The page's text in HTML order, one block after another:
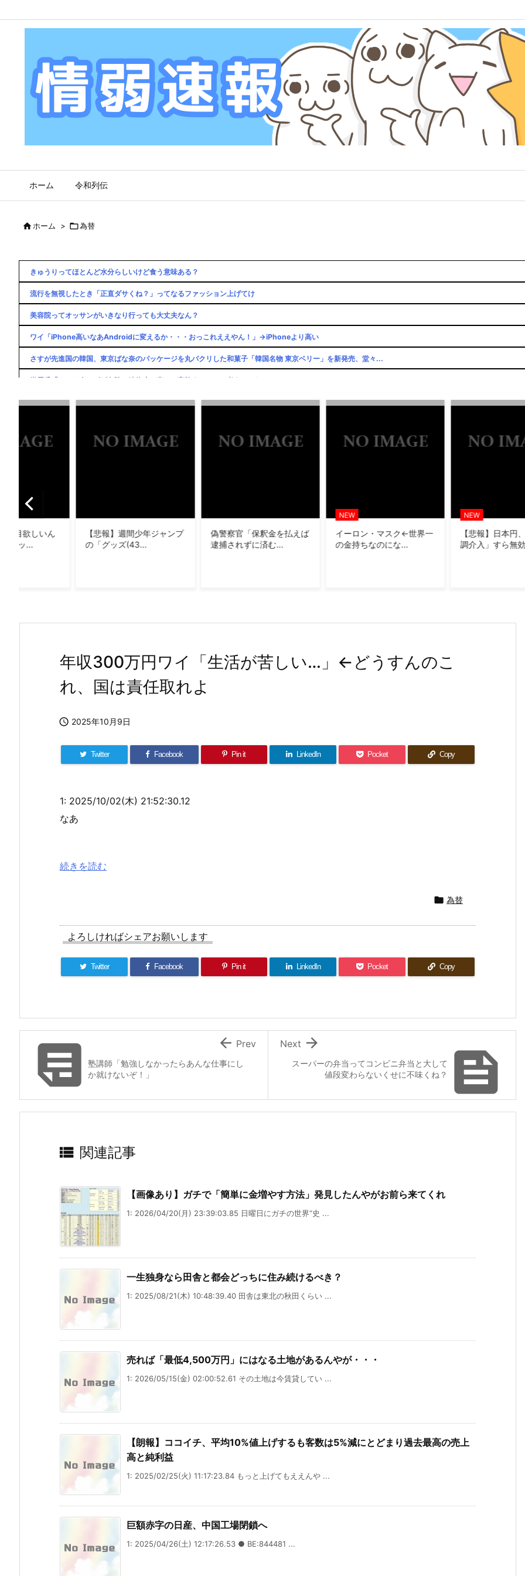
ホーム 令和列伝
ホーム > 為替
きゅうりってほとんど水分らしいけど食う意味ある？
流行を無視したとき「正直ダサくね？」ってなるファッション上げてけ
美容院ってオッサンがいきなり行っても大丈夫なん？
ワイ「iPhone高いなあAndroidに変えるか・・・おっこれええやん！」→iPhoneより高い
さすが先進国の韓国、東京ばな奈のパッケージを丸パクリした和菓子「韓国名物 東京ベリー」を新発売、堂々...
岩屋氏「クルド人のビザ免除一時停止は直ちに実施することは考えていない」
ハードオフに売っていた4万4000円のフィギュアがヤバすぎるｗｗｗｗｗｗ「こんな高いの？ｗｗ」「逆に...
ゴルフアニメ「BIRDIE WING」2期、来年1月放送決定！ 新PV＆ビジュアル公開
ドラゴンボール最新強さランキング、ベジータがTOP10にすら入れなくて終わる
おジャ魔女どれみ：YouTubeで全51話配信 関弘美P「ファンの方々のおかげです」
サー・クロコダイルとかいう海賊
【初日：1銘柄】5/31(火) 増担解除予報
イーロン・マスク←世界一
の金持ちなのにな...
【悲報】日本円、「日米協
調介入」すら無効...
NEW
フリマ民「あ
げ出来ません
NEW
間少年ジャンプ
ズ(43...
偽警察官「保釈金を払えば
逮捕されずに済む...
年収300万円ワイ「生活が苦しい…」←どうすんのこ
れ、国は責任取れよ
 2025年10月9日
Twitter Facebook Pin it LinkedIn Pocket Copy
1: 2025/10/02(木) 21:52:30.12
なあ
続きを読む
 為替
よろしければシェアお願いします
Twitter Facebook Pin it LinkedIn Pocket Copy

スーパーの弁当ってコンビニ弁当と大して
値段変わらないくせに不味くね？

Next
塾講師「勉強しなかったらあんな仕事にし
か就けないぞ！」
 Prev
 関連記事
【画像あり】ガチで「簡単に金増やす方法」発見したんやがお前ら来てくれ
1: 2026/04/20(月) 23:39:03.85 日曜日にガチの世界“史 ...
一生独身なら田舎と都会どっちに住み続けるべき？
1: 2025/08/21(木) 10:48:39.40 田舎は東北の秋田くらい ...
売れば「最低4,500万円」にはなる土地があるんやが・・・
1: 2026/05/15(金) 02:00:52.61 その土地は今賃貸してい ...
【朗報】ココイチ、平均10%値上げするも客数は5%減にとどまり過去最高の売上
高と純利益
1: 2025/02/25(火) 11:17:23.84 もっと上げてもええんや ...
巨額赤字の日産、中国工場閉鎖へ
1: 2025/04/26(土) 12:17:26.53 ● BE:844481 ...